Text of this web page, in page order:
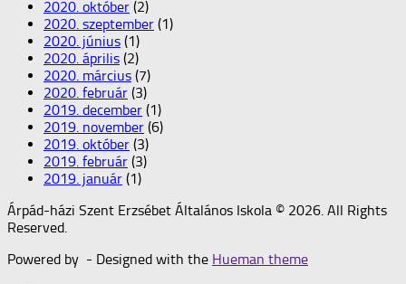
2020. október (2)
2020. szeptember (1)
2020. június (1)
2020. április (2)
2020. március (7)
2020. február (3)
2019. december (1)
2019. november (6)
2019. október (3)
2019. február (3)
2019. január (1)
Árpád-házi Szent Erzsébet Általános Iskola © 2026. All Rights
Reserved.
Powered by - Designed with the Hueman theme